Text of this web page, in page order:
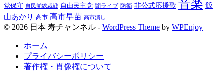
党保守 自民党総裁戦 自由民主党 闇ライブ 防衛 非公式応援歌 音楽 飯
山あかり 高市 高市早苗 高市潰し
© 2026 日本 寿チャンネル - WordPress Theme by WPEnjoy
ホーム
プライバシーポリシー
著作権・肖像権について